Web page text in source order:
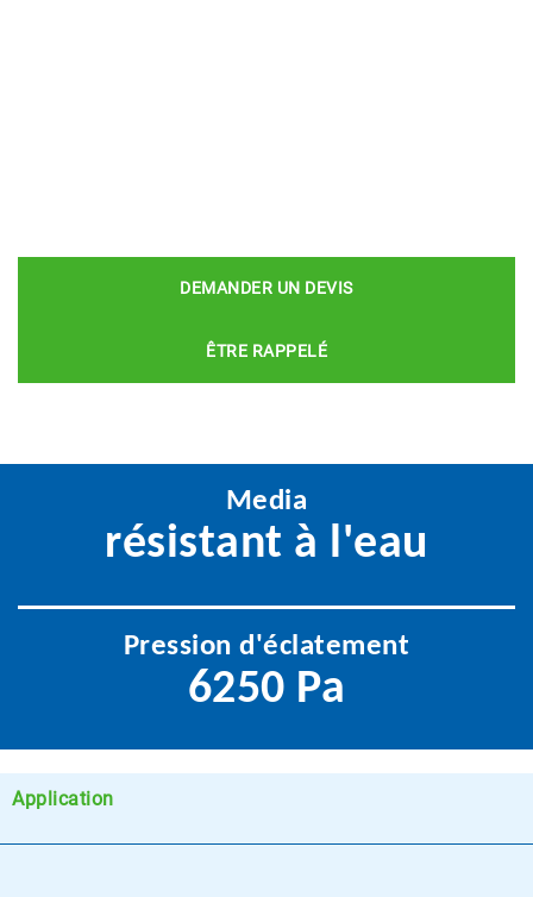
DEMANDER UN DEVIS
ÊTRE RAPPELÉ
Media
résistant à l'eau
Pression d'éclatement
6250 Pa
Application